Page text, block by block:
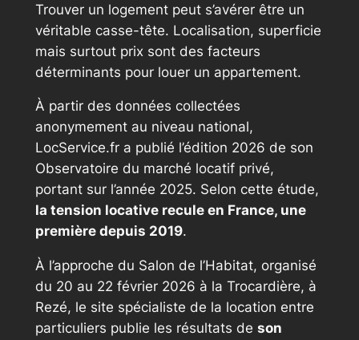
Trouver un logement peut s’avérer être un
véritable casse-tête. Localisation, superficie
mais surtout prix sont des facteurs
déterminants pour louer un appartement.
À partir des données collectées
anonymement au niveau national,
LocService.fr a publié l’édition 2026 de son
Observatoire du marché locatif privé,
portant sur l’année 2025. Selon cette étude,
la tension locative recule en France, une
première depuis 2019.
À l’approche du Salon de l’Habitat, organisé
du 20 au 22 février 2026 à la Trocardière, à
Rezé, le site spécialiste de la location entre
particuliers publie les résultats de son